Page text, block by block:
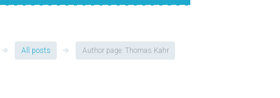
All posts Author page: Thomas Kahr